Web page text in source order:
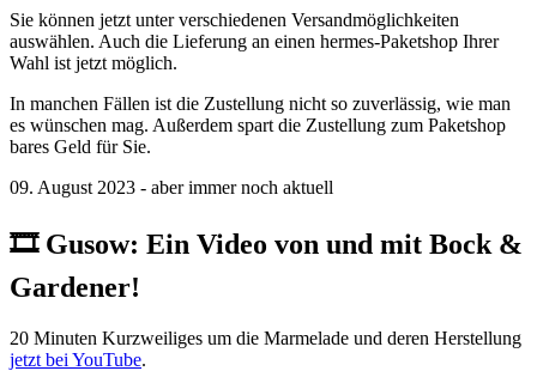
Sie können jetzt unter verschiedenen Versandmöglichkeiten
auswählen. Auch die Lieferung an einen hermes-Paketshop Ihrer
Wahl ist jetzt möglich.
In manchen Fällen ist die Zustellung nicht so zuverlässig, wie man
es wünschen mag. Außerdem spart die Zustellung zum Paketshop
bares Geld für Sie.
09. August 2023 - aber immer noch aktuell
🎞️ ️Gusow: Ein Video von und mit Bock &
Gardener!
20 Minuten Kurzweiliges um die Marmelade und deren Herstellung
jetzt bei YouTube.